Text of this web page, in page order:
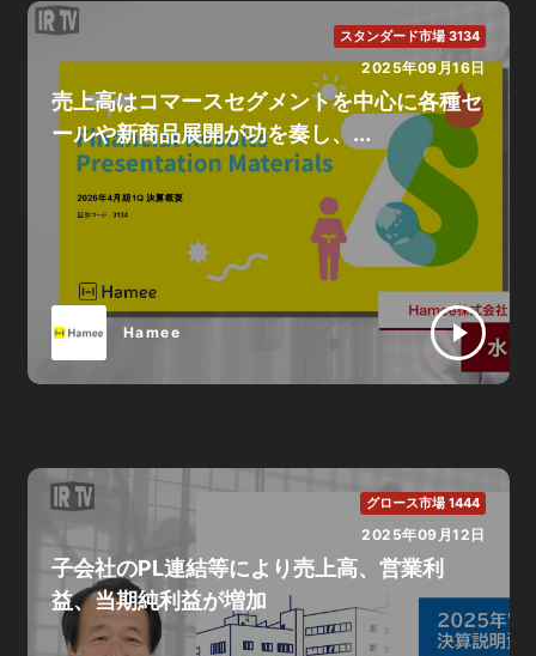
スタンダード市場 3134
2025年09月16日
Hamee
売上高はコマースセグメントを中心に各種セ
ールや新商品展開が功を奏し、...
グロース市場 1444
2025年09月12日
子会社のPL連結等により売上高、営業利
益、当期純利益が増加